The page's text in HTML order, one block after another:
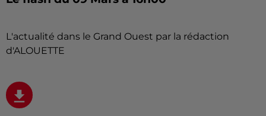
L'actualité dans le Grand Ouest par la rédaction
d'ALOUETTE